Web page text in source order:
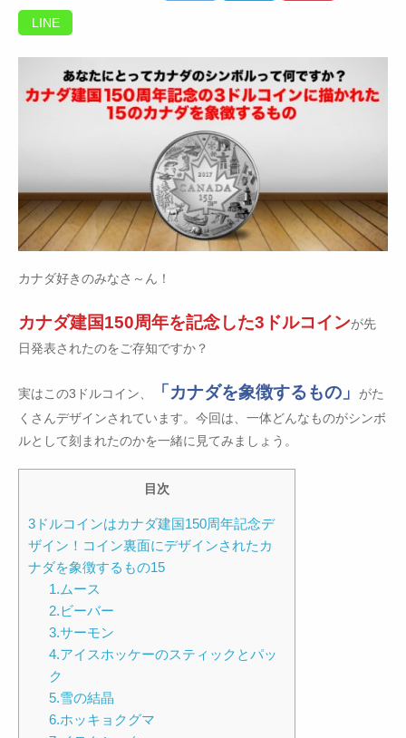
LINE
カナダ好きのみなさ～ん！
カナダ建国150周年を記念した3ドルコインが先
日発表されたのをご存知ですか？
実はこの3ドルコイン、 「カナダを象徴するもの」
がた
くさんデザインされています。今回は、一体どんなものがシンボ
ルとして刻まれたのかを一緒に見てみましょう。
目次
3ドルコインはカナダ建国150周年記念デ
ザイン！コイン裏面にデザインされたカ
ナダを象徴するもの15
1.ムース
2.ビーバー
3.サーモン
4.アイスホッケーのスティックとパッ
ク
5.雪の結晶
6.ホッキョクグマ